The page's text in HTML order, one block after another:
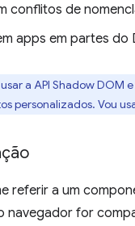
conflitos de
apps em partes do
a API Shadow
personalizados. Vou
referir a um
navegador for